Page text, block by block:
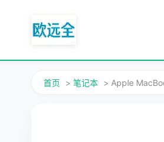
首页 > 笔记本 > Apple